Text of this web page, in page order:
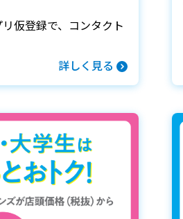
仮登録で、コンタクト
詳しく見る